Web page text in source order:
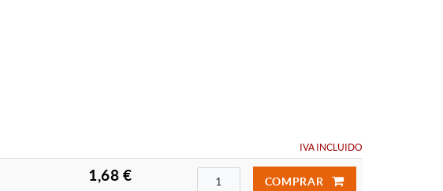
IVA INCLUIDO
1,68 € COMPRAR